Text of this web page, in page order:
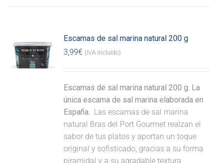
Escamas de sal marina natural 200 g
3,99€ (IVA incluido)
Escamas de sal marina natural 200 g. La
única escama de sal marina elaborada en
España. Las escamas de sal marina
natural Bras del Port Gourmet realzan el
sabor de tus platos y aportan un toque
original y sofisticado, gracias a su forma
piramidal y a su agradable textura